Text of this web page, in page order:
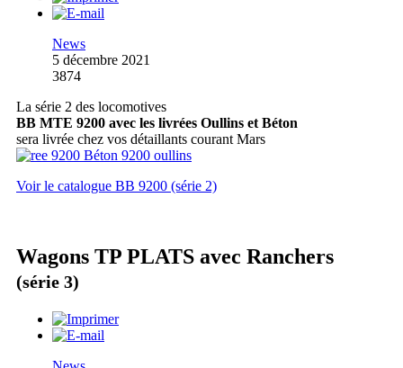
News
5 décembre 2021
3874
La série 2 des locomotives
BB MTE 9200 avec les livrées Oullins et Béton
sera livrée chez vos détaillants courant Mars
Voir le catalogue BB 9200 (série 2)
Wagons TP PLATS avec Ranchers
(série 3)